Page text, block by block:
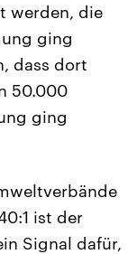
werden, die
ging
dass dort
50.000
ging
ist der
Signal dafür,